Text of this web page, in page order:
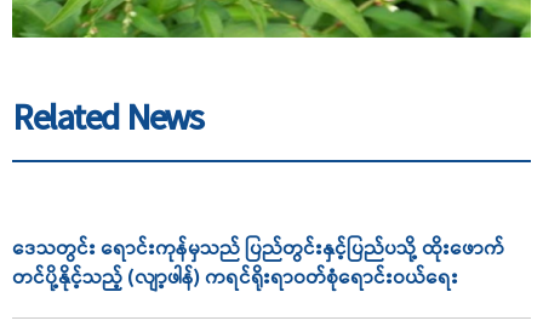
Related News
ဒေသတွင်း ရောင်းကုန်မှသည် ပြည်တွင်းနှင့်ပြည်ပသို့ ထိုးဖောက်
တင်ပို့နိုင့်သည့် (လျာ့ဖါန်) ကရင်ရိုးရာဝတ်စုံရောင်းဝယ်ရေး